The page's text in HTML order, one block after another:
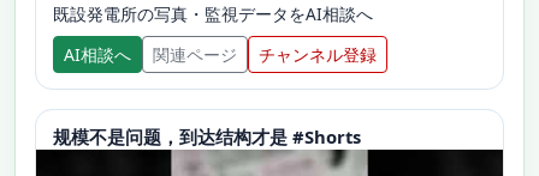
既設発電所の写真・監視データをAI相談へ
AI相談へ
関連ページ チャンネル登録
规模不是问题，到达结构才是 #Shorts